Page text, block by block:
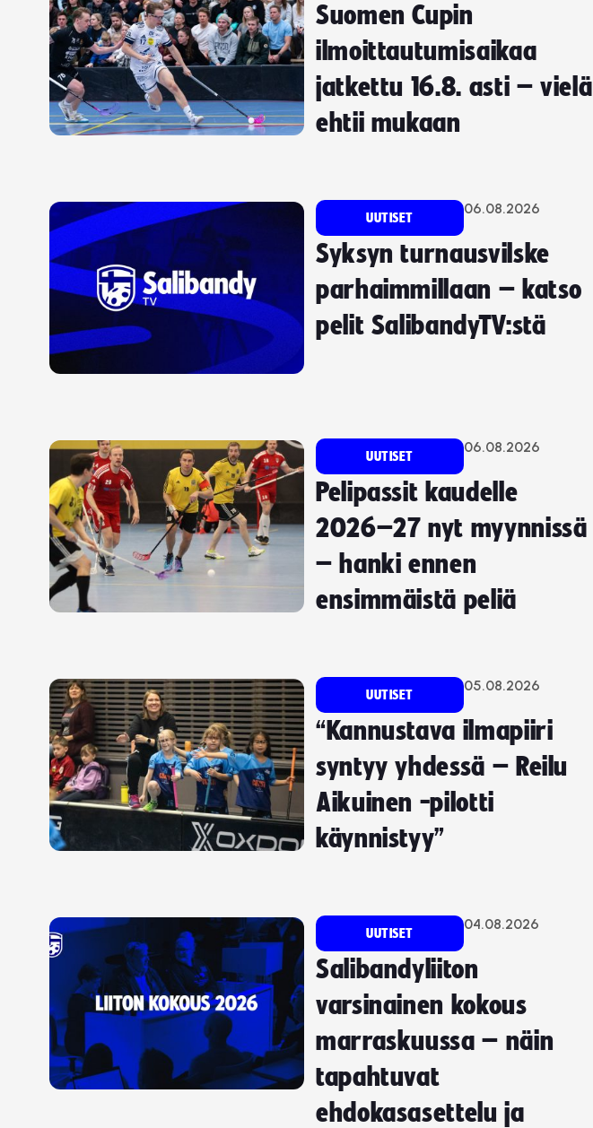
Suomen Cupin
ilmoittautumisaikaa
jatkettu 16.8. asti – vielä
ehtii mukaan
UUTISET
06.08.2026
Syksyn turnausvilske
parhaimmillaan – katso
pelit SalibandyTV:stä
UUTISET
06.08.2026
Pelipassit kaudelle
2026–27 nyt myynnissä
– hanki ennen
ensimmäistä peliä
UUTISET
05.08.2026
“Kannustava ilmapiiri
syntyy yhdessä – Reilu
Aikuinen -pilotti
käynnistyy”
UUTISET
04.08.2026
Salibandyliiton
varsinainen kokous
marraskuussa – näin
tapahtuvat
ehdokasasettelu ja